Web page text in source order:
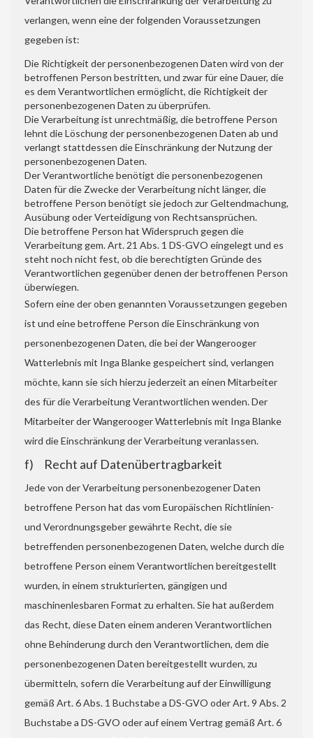
verlangen, wenn eine der folgenden Voraussetzungen
gegeben ist:
Die Richtigkeit der personenbezogenen Daten wird von der
betroffenen Person bestritten, und zwar für eine Dauer, die
es dem Verantwortlichen ermöglicht, die Richtigkeit der
personenbezogenen Daten zu überprüfen.
Die Verarbeitung ist unrechtmäßig, die betroffene Person
lehnt die Löschung der personenbezogenen Daten ab und
verlangt stattdessen die Einschränkung der Nutzung der
personenbezogenen Daten.
Der Verantwortliche benötigt die personenbezogenen
Daten für die Zwecke der Verarbeitung nicht länger, die
betroffene Person benötigt sie jedoch zur Geltendmachung,
Ausübung oder Verteidigung von Rechtsansprüchen.
Die betroffene Person hat Widerspruch gegen die
Verarbeitung gem. Art. 21 Abs. 1 DS-GVO eingelegt und es
steht noch nicht fest, ob die berechtigten Gründe des
Verantwortlichen gegenüber denen der betroffenen Person
überwiegen.
Sofern eine der oben genannten Voraussetzungen gegeben
ist und eine betroffene Person die Einschränkung von
personenbezogenen Daten, die bei der Wangerooger
Watterlebnis mit Inga Blanke gespeichert sind, verlangen
möchte, kann sie sich hierzu jederzeit an einen Mitarbeiter
des für die Verarbeitung Verantwortlichen wenden. Der
Mitarbeiter der Wangerooger Watterlebnis mit Inga Blanke
wird die Einschränkung der Verarbeitung veranlassen.
f) Recht auf Datenübertragbarkeit
Jede von der Verarbeitung personenbezogener Daten
betroffene Person hat das vom Europäischen Richtlinien-
und Verordnungsgeber gewährte Recht, die sie
betreffenden personenbezogenen Daten, welche durch die
betroffene Person einem Verantwortlichen bereitgestellt
wurden, in einem strukturierten, gängigen und
maschinenlesbaren Format zu erhalten. Sie hat außerdem
das Recht, diese Daten einem anderen Verantwortlichen
ohne Behinderung durch den Verantwortlichen, dem die
personenbezogenen Daten bereitgestellt wurden, zu
übermitteln, sofern die Verarbeitung auf der Einwilligung
gemäß Art. 6 Abs. 1 Buchstabe a DS-GVO oder Art. 9 Abs. 2
Buchstabe a DS-GVO oder auf einem Vertrag gemäß Art. 6